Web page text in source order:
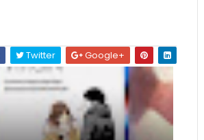
Twitter Google+